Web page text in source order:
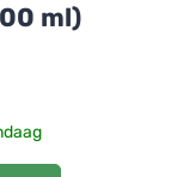
ml)